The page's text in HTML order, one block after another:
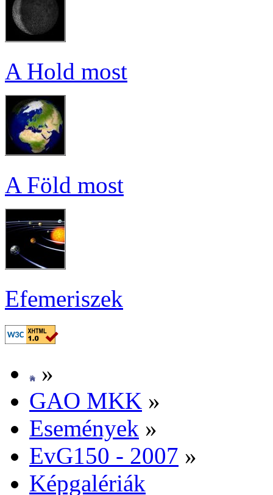
A Hold most
A Föld most
Efe­me­ri­szek
»
GAO MKK »
Ese­mé­nyek »
EvG150 - 2007 »
Kép­ga­lé­ri­ák